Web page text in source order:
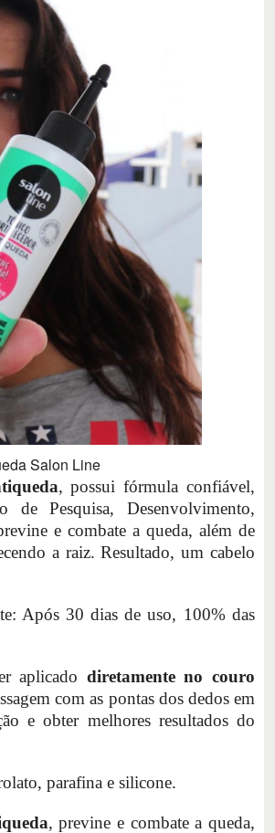
Salon Line
, possui fórmula confiável,
de Pesquisa, Desenvolvimento,
e combate a queda, além de
a raiz. Resultado, um cabelo
Após 30 dias de uso, 100% das
aplicado diretamente no couro
com as pontas dos dedos em
e obter melhores resultados do
parafina e silicone.
, previne e combate a queda,